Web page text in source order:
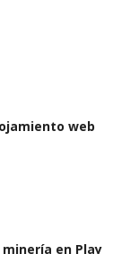
web
en Play